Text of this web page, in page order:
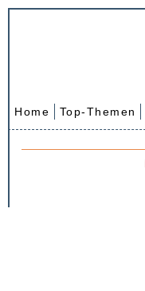
Home Top-Themen